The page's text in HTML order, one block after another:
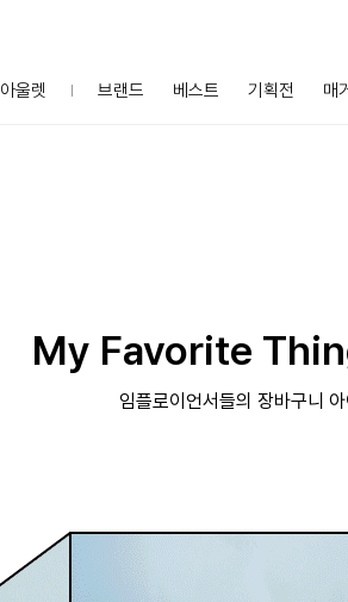
아울렛 브랜드 베스트 기획전 매
My Favorite
임플로이언서들의 장바구니